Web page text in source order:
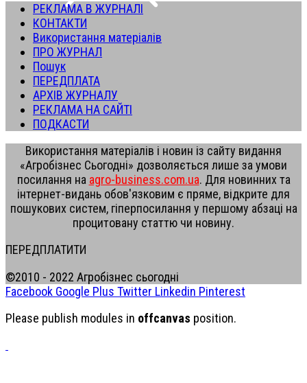
РЕКЛАМА В ЖУРНАЛІ
КОНТАКТИ
Використання матеріалів
ПРО ЖУРНАЛ
Пошук
ПЕРЕДПЛАТА
АРХІВ ЖУРНАЛУ
РЕКЛАМА НА САЙТІ
ПОДКАСТИ
Використання матеріалів і новин із сайту видання
«Агробізнес Сьогодні» дозволяється лише за умови
посилання на agro-business.com.ua. Для новинних та
інтернет-видань обов'язковим є пряме, відкрите для
пошукових систем, гіперпосилання у першому абзаці на
процитовану статтю чи новину.
ПЕРЕДПЛАТИТИ
©2010 - 2022 Агробізнес сьогодні
Facebook Google Plus Twitter Linkedin Pinterest
Please publish modules in offcanvas position.